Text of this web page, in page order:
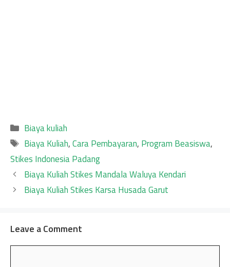
Categories
Biaya kuliah
Tags
Biaya Kuliah,Cara Pembayaran, Program Beasiswa,
Stikes Indonesia Padang
Biaya Kuliah Stikes Mandala Waluya Kendari
Biaya Kuliah Stikes Karsa Husada Garut
Leave a Comment